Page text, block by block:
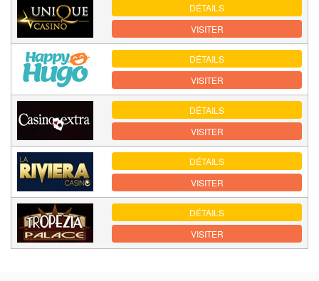
DÉTAILS
VISITER
DÉTAILS
VISITER
DÉTAILS
VISITER
DÉTAILS
VISITER
DÉTAILS
VISITER